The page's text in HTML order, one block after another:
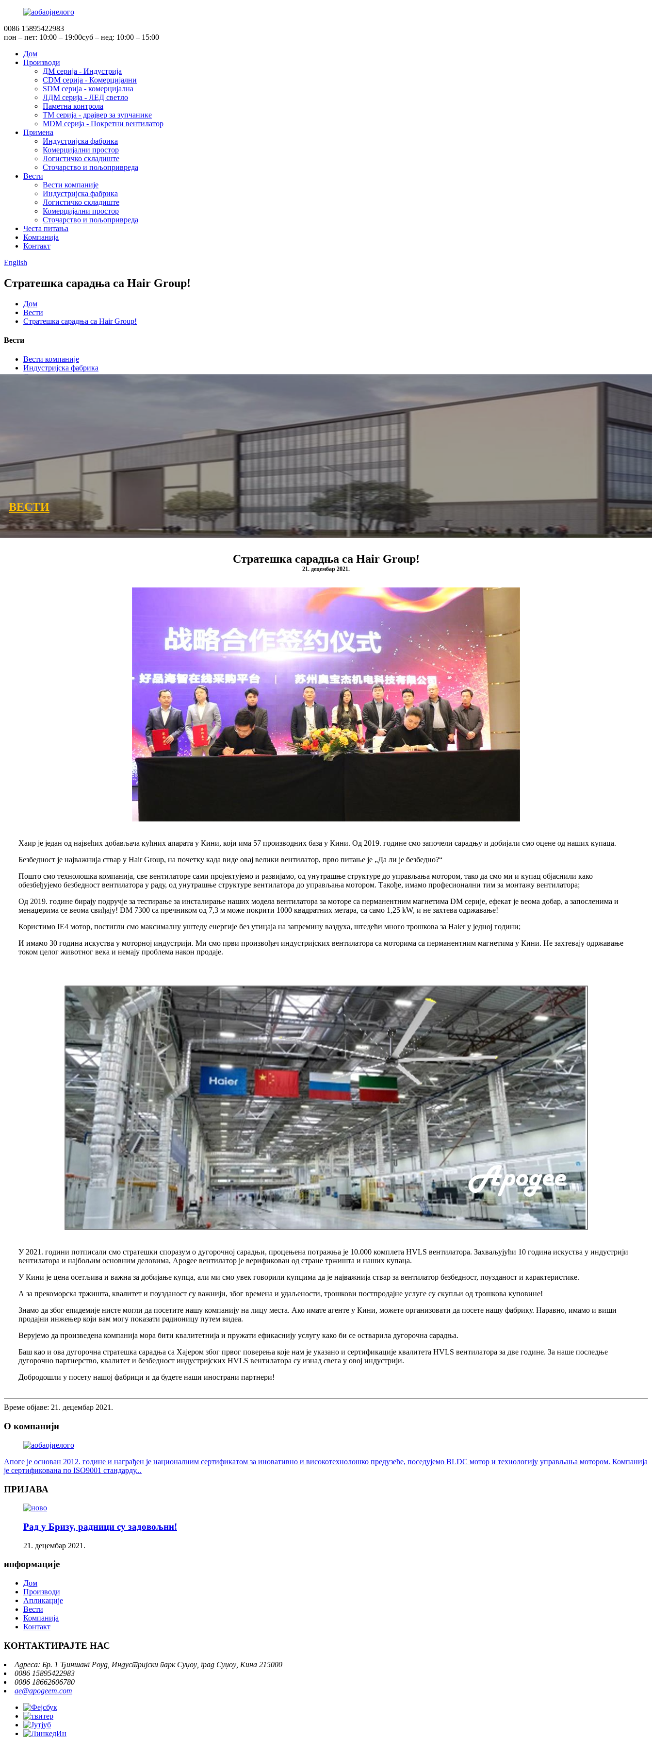
0086 15895422983
пон – пет: 10:00 – 19:00суб – нед: 10:00 – 15:00
Дом
Производи
ДМ серија - Индустрија
CDM серија - Комерцијални
SDM серија - комерцијална
ЛДМ серија - ЛЕД светло
Паметна контрола
TM серија - драјвер за зупчанике
MDM серија - Покретни вентилатор
Примена
Индустријска фабрика
Комерцијални простор
Логистичко складиште
Сточарство и пољопривреда
Вести
Вести компаније
Индустријска фабрика
Логистичко складиште
Комерцијални простор
Сточарство и пољопривреда
Честа питања
Компанија
Контакт
English
Стратешка сарадња са Hair Group!
Дом
Вести
Стратешка сарадња са Hair Group!
Вести
Вести компаније
Индустријска фабрика
Логистичко складиште
ВЕСТИ
Стратешка сарадња са Hair Group!
21. децембар 2021.
Хаир је један од највећих добављача кућних апарата у Кини, који има 57 производних база у Кини. Од 2019. године смо започели сарадњу и добијали смо оцене од наших купаца.
Безбедност је најважнија ствар у Hair Group, на почетку када виде овај велики вентилатор, прво питање је „Да ли је безбедно?“
Пошто смо технолошка компанија, све вентилаторе сами пројектујемо и развијамо, од унутрашње структуре до управљања мотором, тако да смо ми и купац објаснили како
обезбеђујемо безбедност вентилатора у раду, од унутрашње структуре вентилатора до управљања мотором. Такође, имамо професионални тим за монтажу вентилатора;
Од 2019. године бирају подручје за тестирање за инсталирање наших модела вентилатора за моторе са перманентним магнетима DM серије, ефекат је веома добар, а запосленима и
менаџерима се веома свиђају! DM 7300 са пречником од 7,3 м може покрити 1000 квадратних метара, са само 1,25 kW, и не захтева одржавање!
Користимо IE4 мотор, постигли смо максималну уштеду енергије без утицаја на запремину ваздуха, штедећи много трошкова за Haier у једној години;
И имамо 30 година искуства у моторној индустрији. Ми смо први произвођач индустријских вентилатора са моторима са перманентним магнетима у Кини. Не захтевају одржавање
током целог животног века и немају проблема након продаје.
У 2021. години потписали смо стратешки споразум о дугорочној сарадњи, процењена потражња је 10.000 комплета HVLS вентилатора. Захваљујући 10 година искуства у индустрији
вентилатора и најбољим основним деловима, Apogee вентилатор је верификован од стране тржишта и наших купаца.
У Кини је цена осетљива и важна за добијање купца, али ми смо увек говорили купцима да је најважнија ствар за вентилатор безбедност, поузданост и карактеристике.
А за прекоморска тржишта, квалитет и поузданост су важнији, због времена и удаљености, трошкови постпродајне услуге су скупљи од трошкова куповине!
Знамо да због епидемије нисте могли да посетите нашу компанију на лицу места. Ако имате агенте у Кини, можете организовати да посете нашу фабрику. Наравно, имамо и виши
продајни инжењер који вам могу показати радионицу путем видеа.
Верујемо да произведена компанија мора бити квалитетнија и пружати ефикаснију услугу како би се остварила дугорочна сарадња.
Баш као и ова дугорочна стратешка сарадња са Хајером због првог поверења које нам је указано и сертификације квалитета HVLS вентилатора за две године. За наше последње
дугорочно партнерство, квалитет и безбедност индустријских HVLS вентилатора су изнад свега у овој индустрији.
Добродошли у посету нашој фабрици и да будете наши инострани партнери!
Време објаве: 21. децембар 2021.
О компанији
Апоге је основан 2012. године и награђен је националним сертификатом за иновативно и високотехнолошко предузеће, поседујемо BLDC мотор и технологију управљања мотором. Компанија
је сертификована по ISO9001 стандарду...
ПРИЈАВА
Рад у Бризу, радници су задовољни!
21. децембар 2021.
информације
Дом
Производи
Апликације
Вести
Компанија
Контакт
КОНТАКТИРАЈТЕ НАС
Адреса: Бр. 1 Ђиншанг Роуд, Индустријски парк Суџоу, град Суџоу, Кина 215000
0086 15895422983
0086 18662606780
ae@apogeem.com